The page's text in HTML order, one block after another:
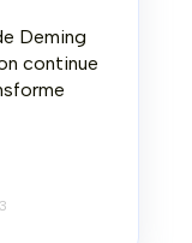
Deming
continue